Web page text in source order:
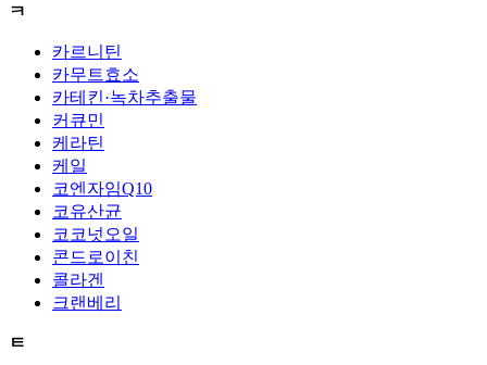
ㅋ
카르니틴
카무트효소
카테킨·녹차추출물
커큐민
케라틴
케일
코엔자임Q10
코유산균
코코넛오일
콘드로이친
콜라겐
크랜베리
ㅌ